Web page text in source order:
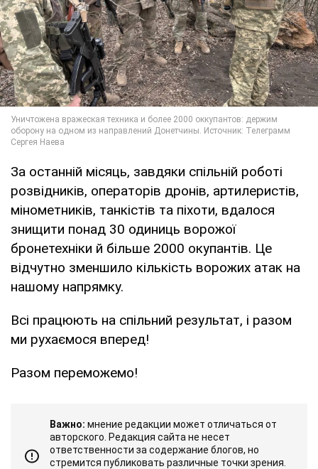
За останній місяць, завдяки спільній роботі
розвідників, операторів дронів, артилеристів,
мінометників, танкістів та піхоти, вдалося
знищити понад 30 одиниць ворожої
бронетехніки й більше 2000 окупантів. Це
відчутно зменшило кількість ворожих атак на
нашому напрямку.
Всі працюють на спільний результат, і разом
ми рухаємося вперед!
Разом переможемо!
Важно: мнение редакции может отличаться от
авторского. Редакция сайта не несет
ответственности за содержание блогов, но
стремится публиковать различные точки зрения.